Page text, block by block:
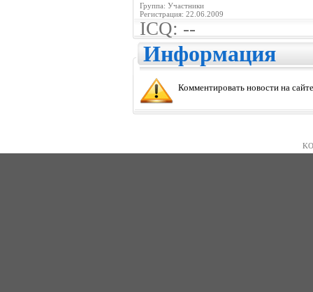
Группа: Участники
Регистрация: 22.06.2009
ICQ: --
Информация
Комментировать новости на